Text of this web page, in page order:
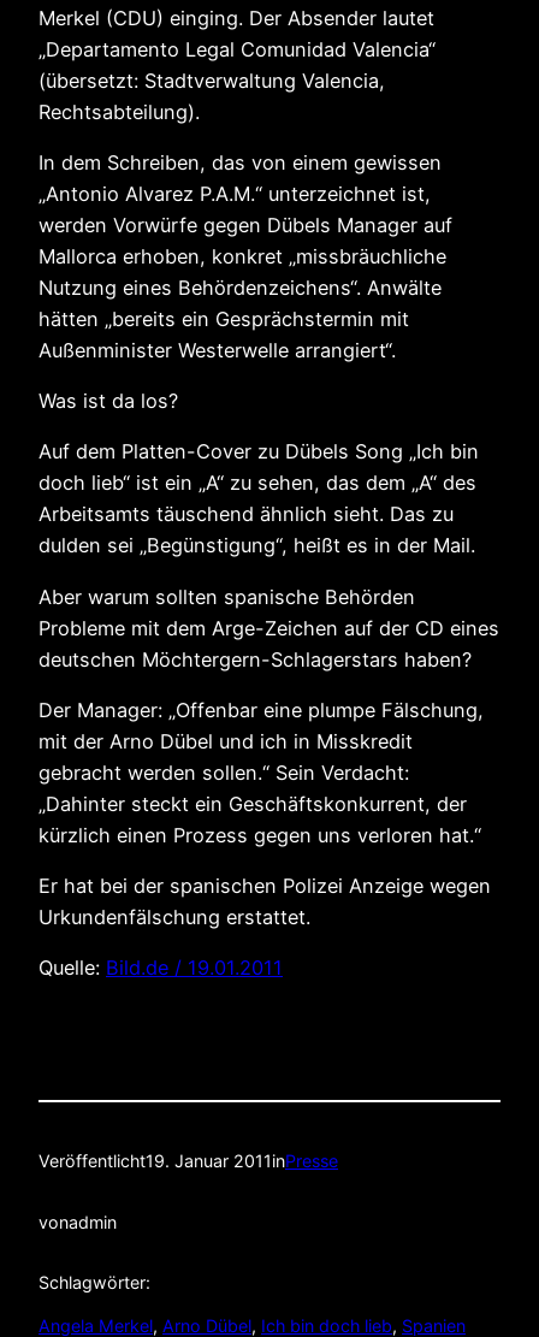
Merkel (CDU) einging. Der Absender lautet
„Departamento Legal Comunidad Valencia“
(übersetzt: Stadtverwaltung Valencia,
Rechtsabteilung).
In dem Schreiben, das von einem gewissen
„Antonio Alvarez P.A.M.“ unterzeichnet ist,
werden Vorwürfe gegen Dübels Manager auf
Mallorca erhoben, konkret „missbräuchliche
Nutzung eines Behördenzeichens“. Anwälte
hätten „bereits ein Gesprächstermin mit
Außenminister Westerwelle arrangiert“.
Was ist da los?
Auf dem Platten-Cover zu Dübels Song „Ich bin
doch lieb“ ist ein „A“ zu sehen, das dem „A“ des
Arbeitsamts täuschend ähnlich sieht. Das zu
dulden sei „Begünstigung“, heißt es in der Mail.
Aber warum sollten spanische Behörden
Probleme mit dem Arge-Zeichen auf der CD eines
deutschen Möchtergern-Schlagerstars haben?
Der Manager: „Offenbar eine plumpe Fälschung,
mit der Arno Dübel und ich in Misskredit
gebracht werden sollen.“ Sein Verdacht:
„Dahinter steckt ein Geschäftskonkurrent, der
kürzlich einen Prozess gegen uns verloren hat.“
Er hat bei der spanischen Polizei Anzeige wegen
Urkundenfälschung erstattet.
Quelle: Bild.de / 19.01.2011
Veröffentlicht19. Januar 2011inPresse
vonadmin
Schlagwörter:
Angela Merkel, Arno Dübel, Ich bin doch lieb, Spanien